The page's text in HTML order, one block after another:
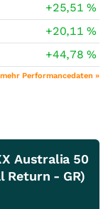
+25,51%
+20,11%
+44,78%
mehr Performancedaten »
Australia 50
Return - GR)